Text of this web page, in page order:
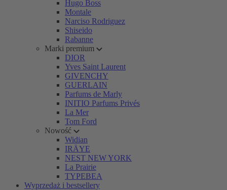
Hugo Boss
Montale
Narciso Rodriguez
Shiseido
Rabanne
Marki premium
DIOR
Yves Saint Laurent
GIVENCHY
GUERLAIN
Parfums de Marly
INITIO Parfums Privés
La Mer
Tom Ford
Nowość
Widian
IRÄYE
NEST NEW YORK
La Prairie
TYPEBEA
Wyprzedaż i bestsellery